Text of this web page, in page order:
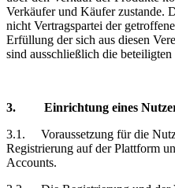
Verkäufer und Käufer zustande.
nicht Vertragspartei der
Erfüllung der sich aus diesen
sind ausschließlich die
3. Einrichtung eines
3.1.
Voraussetzung für die
Registrierung auf der Plattform
Accounts.